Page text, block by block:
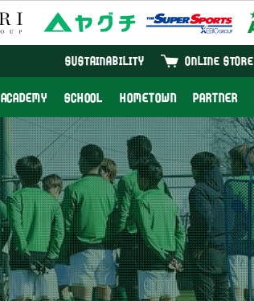
ONLINE STORE
SUSTAINABILITY
ACADEMY SCHOOL HOMETOWN PARTNER